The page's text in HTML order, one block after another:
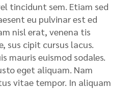
tincidunt sem. Etiam sed
eu pulvinar est ed
nisl erat, venena tis
sus cipit cursus lacus.
mauris euismod sodales.
eget aliquam. Nam
vitae tempor. In aliquam